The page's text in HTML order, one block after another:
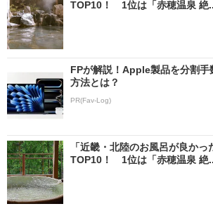
TOP10！ 1位は「赤穂温泉 絶
FPが解説！Apple製品を分割手
方法とは？
PR(Fav-Log)
「近畿・北陸のお風呂が良か
TOP10！ 1位は「赤穂温泉 絶